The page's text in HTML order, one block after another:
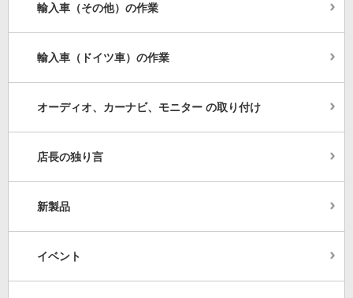
輸入車（その他）の作業
輸入車（ドイツ車）の作業
オーディオ、カーナビ、モニター の取り付け
店長の独り言
新製品
イベント